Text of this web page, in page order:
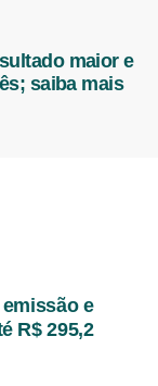
maior e
saiba mais
emissão e
R$ 295,2